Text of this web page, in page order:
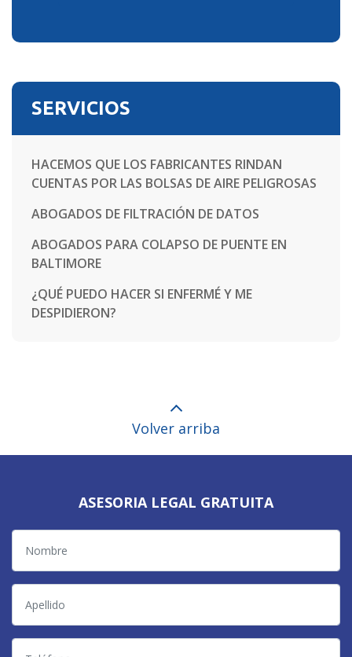
SERVICIOS
HACEMOS QUE LOS FABRICANTES RINDAN
CUENTAS POR LAS BOLSAS DE AIRE PELIGROSAS
ABOGADOS DE FILTRACIÓN DE DATOS
ABOGADOS PARA COLAPSO DE PUENTE EN
BALTIMORE
¿QUÉ PUEDO HACER SI ENFERMÉ Y ME
DESPIDIERON?
Volver arriba
ASESORIA LEGAL GRATUITA
Nombre
Apellido
Teléfono